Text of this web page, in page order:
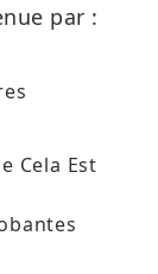
par :
Cela Est